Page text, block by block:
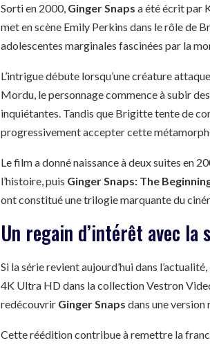
Sorti en 2000, Ginger Snaps a été écrit par
met en scène Emily Perkins dans le rôle de
adolescentes marginales fascinées par la
L’intrigue débute lorsqu’une créature
Mordu, le personnage commence à subir
inquiétantes. Tandis que Brigitte tente de
progressivement accepter cette
Le film a donné naissance à deux suites en
l’histoire, puis Ginger Snaps: The
ont constitué une trilogie marquante du
Un regain d’intérêt avec la
Si la série revient aujourd’hui dans
4K Ultra HD dans la collection Vestron
redécouvrir Ginger Snaps dans une version
Cette réédition contribue à remettre la